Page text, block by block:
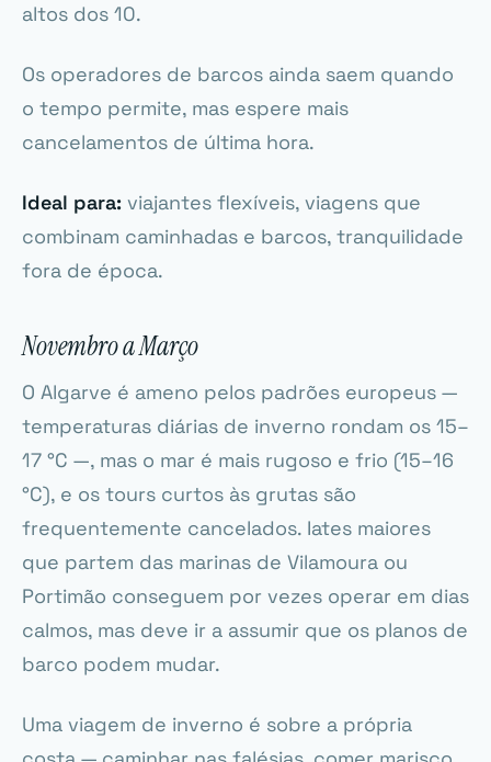
altos dos 10.
Os operadores de barcos ainda saem quando
o tempo permite, mas espere mais
cancelamentos de última hora.
Ideal para: viajantes flexíveis, viagens que
combinam caminhadas e barcos, tranquilidade
fora de época.
Novembro a Março
O Algarve é ameno pelos padrões europeus —
temperaturas diárias de inverno rondam os 15–
17 °C —, mas o mar é mais rugoso e frio (15–16
°C), e os tours curtos às grutas são
frequentemente cancelados. Iates maiores
que partem das marinas de Vilamoura ou
Portimão conseguem por vezes operar em dias
calmos, mas deve ir a assumir que os planos de
barco podem mudar.
Uma viagem de inverno é sobre a própria